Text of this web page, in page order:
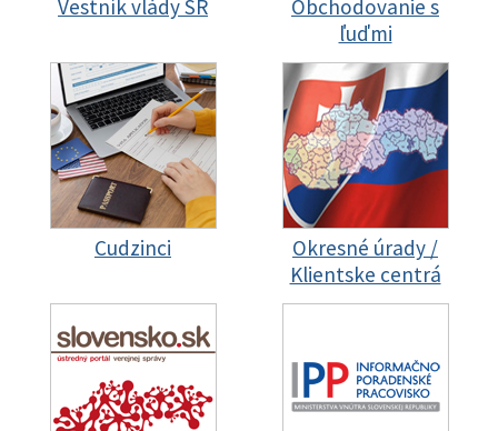
Vestník vlády SR
Obchodovanie s
ľuďmi
Cudzinci
Okresné úrady /
Klientske centrá